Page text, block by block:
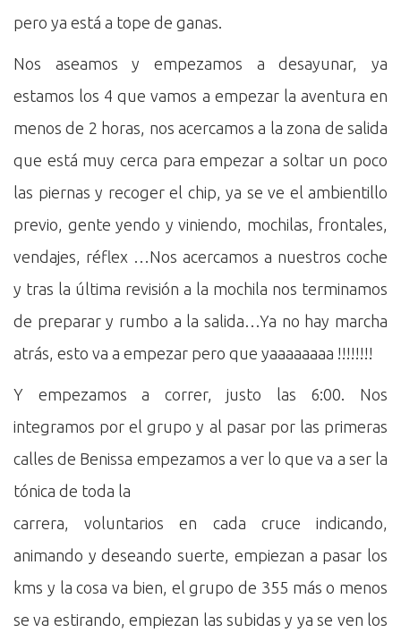
pero ya está a tope de ganas.
Nos aseamos y empezamos a desayunar, ya
estamos los 4 que vamos a empezar la aventura en
menos de 2 horas, nos acercamos a la zona de salida
que está muy cerca para empezar a soltar un poco
las piernas y recoger el chip, ya se ve el ambientillo
previo, gente yendo y viniendo, mochilas, frontales,
vendajes, réflex …Nos acercamos a nuestros coche
y tras la última revisión a la mochila nos terminamos
de preparar y rumbo a la salida…Ya no hay marcha
atrás, esto va a empezar pero que yaaaaaaaa !!!!!!!!
Y empezamos a correr, justo las 6:00. Nos
integramos por el grupo y al pasar por las primeras
calles de Benissa empezamos a ver lo que va a ser la
tónica de toda la
carrera, voluntarios en cada cruce indicando,
animando y deseando suerte, empiezan a pasar los
kms y la cosa va bien, el grupo de 355 más o menos
se va estirando, empiezan las subidas y ya se ven los